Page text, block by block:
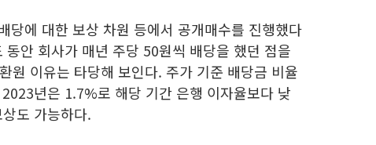
당에 대한 보상 차원 등에서 공개매수를 진행했다
안 회사가 매년 주당 50원씩 배당을 했던 점을
원 이유는 타당해 보인다. 주가 기준 배당금 비율
년은 1.7%로 해당 기간 은행 이자율보다 낮
도 가능하다.